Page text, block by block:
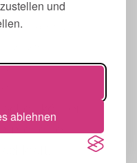
und
ablehnen
Französisch
|
|Cookie-
können,
eine